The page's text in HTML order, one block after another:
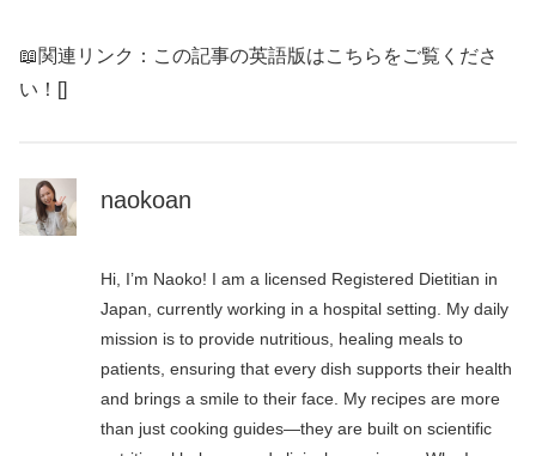
📖関連リンク：この記事の英語版はこちらをご覧くださ
い！[]
naokoan
Hi, I’m Naoko! I am a licensed Registered Dietitian in
Japan, currently working in a hospital setting. My daily
mission is to provide nutritious, healing meals to
patients, ensuring that every dish supports their health
and brings a smile to their face. My recipes are more
than just cooking guides—they are built on scientific